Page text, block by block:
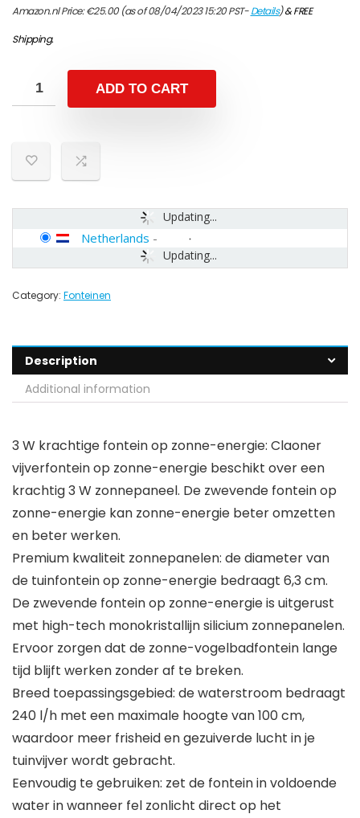
Amazon.nl Price:€25.00(as of 08/04/2023 15:20 PST-Details)&FREE
Shipping.
ADD TO CART
Updating...
Updating...
Netherlands -
Category: Fonteinen
Description
Additional information
3 W krachtige fontein op zonne-energie: Claoner
vijverfontein op zonne-energie beschikt over een
krachtig 3 W zonnepaneel. De zwevende fontein op
zonne-energie kan zonne-energie beter omzetten
en beter werken.
Premium kwaliteit zonnepanelen: de diameter van
de tuinfontein op zonne-energie bedraagt 6,3 cm.
De zwevende fontein op zonne-energie is uitgerust
met high-tech monokristallijn silicium zonnepanelen.
Ervoor zorgen dat de zonne-vogelbadfontein lange
tijd blijft werken zonder af te breken.
Breed toepassingsgebied: de waterstroom bedraagt
240 l/h met een maximale hoogte van 100 cm,
waardoor meer frisheid en gezuiverde lucht in je
tuinvijver wordt gebracht.
Eenvoudig te gebruiken: zet de fontein in voldoende
water in wanneer fel zonlicht direct op het